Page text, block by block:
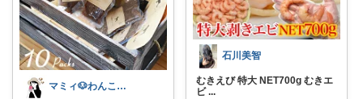
マミィ🐶わんこと暮らす｜お得情報係
石川美智
むきえび 特大 NET700g むきエ
ビ...